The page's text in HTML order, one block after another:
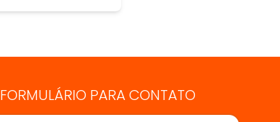
FORMULÁRIO PARA CONTATO